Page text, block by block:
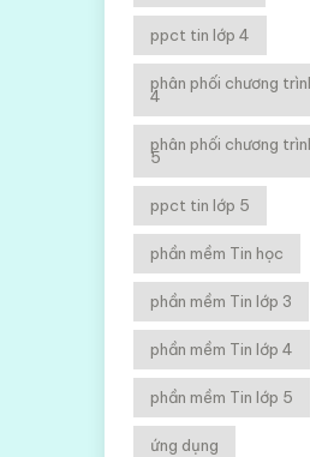
ppct tin lớp 4
phân phối chương
4
phân phối chương
5
ppct tin lớp 5
phần mềm Tin học
phần mềm Tin lớp 3
phần mềm Tin lớp 4
phần mềm Tin lớp 5
ứng dụng